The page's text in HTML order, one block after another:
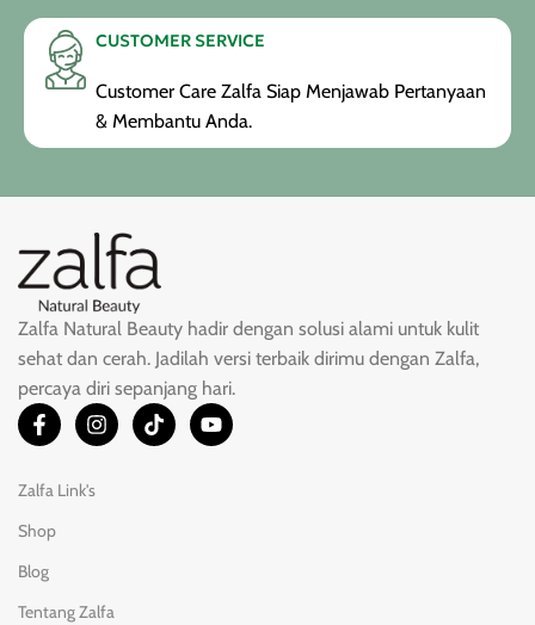
CUSTOMER SERVICE
Customer Care Zalfa Siap Menjawab Pertanyaan
& Membantu Anda.
Zalfa Natural Beauty hadir dengan solusi alami untuk kulit
sehat dan cerah. Jadilah versi terbaik dirimu dengan Zalfa,
percaya diri sepanjang hari.
Zalfa Link's
Shop
Blog
Tentang Zalfa